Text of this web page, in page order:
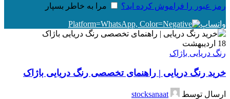
رمز عبور را فراموش کرده اید؟ مرا به خاطر بسپار
واتساپ
18 اردیبهشت
رنگ دریایی باژاک
خرید رنگ دریایی | راهنمای تخصصی رنگ دریایی باژاک
ارسال توسط
stocksanaat